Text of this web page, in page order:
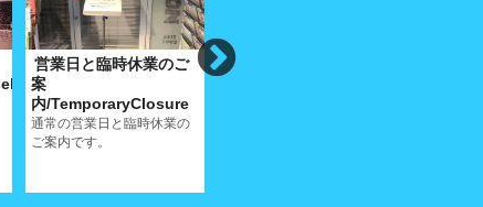
営業日と臨時休業のご
案
内/TemporaryClosure
通常の営業日と臨時休業の
ご案内です。
プライバシーポリシ